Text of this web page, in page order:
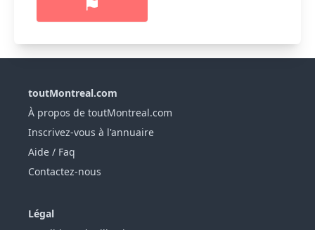
toutMontreal.com
À propos de toutMontreal.com
Inscrivez-vous à l'annuaire
Aide / Faq
Contactez-nous
Légal